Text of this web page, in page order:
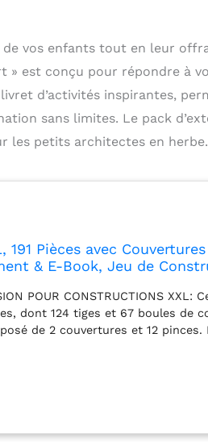
vos enfants tout en leur
» est conçu pour répondre à
d’activités inspirantes,
sans limites. Le pack
les petits architectes en herbe.
Pièces avec
& E-Book, Jeu de
POUR CONSTRUCTIONS XXL:
dont 124 tiges et 67 boules de
de 2 couvertures et 12 pinces.
de pièces permet de multiplier
leurs envies. SAC DE
Le kit est fourni avec un sac
toutes les pièces
il accompagne les